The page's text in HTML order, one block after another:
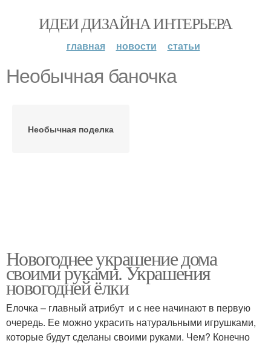
ИДЕИ ДИЗАЙНА ИНТЕРЬЕРА
главная новости статьи
Необычная баночка
Необычная поделка
Новогоднее украшение дома
своими руками. Украшения
новогодней ёлки
Елочка – главный атрибут и с нее начинают в первую
очередь. Ее можно украсить натуральными игрушками,
которые будут сделаны своими руками. Чем? Конечно